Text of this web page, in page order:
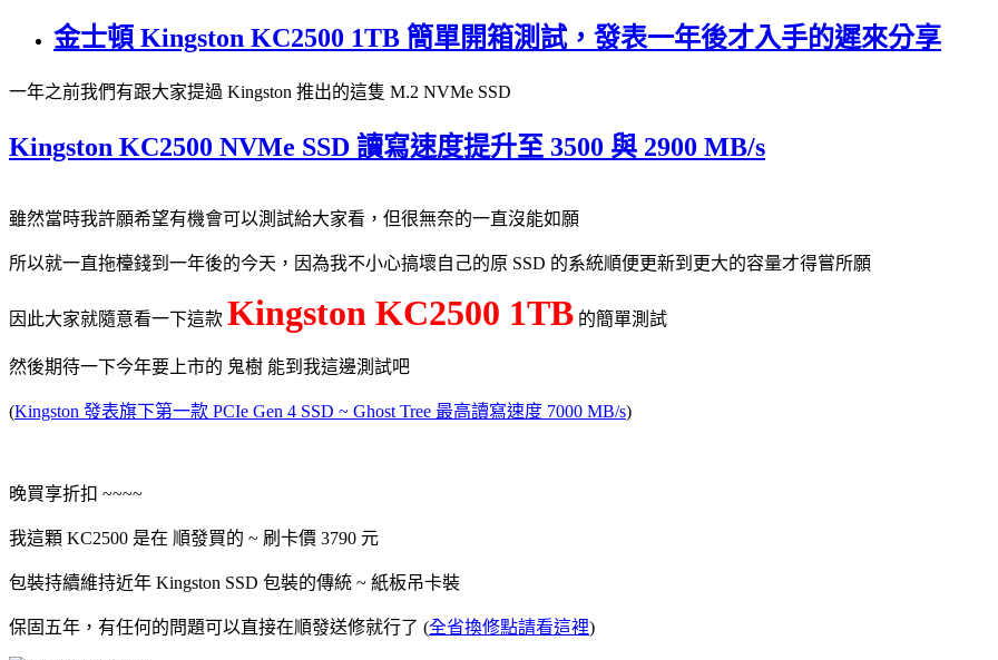
金士頓 Kingston KC2500 1TB 簡單開箱測試，發表一年後才入手的遲來分享
一年之前我們有跟大家提過 Kingston 推出的這隻 M.2 NVMe SSD
Kingston KC2500 NVMe SSD 讀寫速度提升至 3500 與 2900 MB/s
雖然當時我許願希望有機會可以測試給大家看，但很無奈的一直沒能如願
所以就一直拖檯錢到一年後的今天，因為我不小心搞壞自己的原 SSD 的系統順便更新到更大的容量才得嘗所願
因此大家就隨意看一下這款 Kingston KC2500 1TB 的簡單測試
然後期待一下今年要上市的 鬼樹 能到我這邊測試吧
(Kingston 發表旗下第一款 PCIe Gen 4 SSD ~ Ghost Tree 最高讀寫速度 7000 MB/s)
晚買享折扣 ~~~~
我這顆 KC2500 是在 順發買的 ~ 刷卡價 3790 元
包裝持續維持近年 Kingston SSD 包裝的傳統 ~ 紙板吊卡裝
保固五年，有任何的問題可以直接在順發送修就行了 (全省換修點請看這裡)